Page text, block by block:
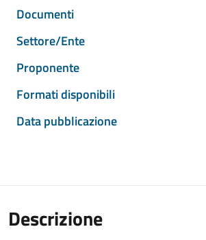
Documenti
Settore/Ente
Proponente
Formati disponibili
Data pubblicazione
Descrizione